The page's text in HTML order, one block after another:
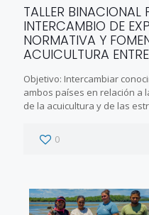
TALLER BINACIONAL
INTERCAMBIO DE
NORMATIVA Y
ACUICULTURA
Objetivo: Intercambiar
ambos países en relación a
de la acuicultura y de las
0